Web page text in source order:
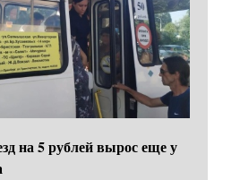
на 5 рублей вырос еще у